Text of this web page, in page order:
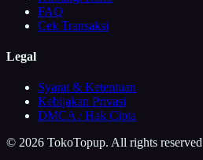
FAQ
Cek Transaksi
Legal
Syarat & Ketentuan
Kebijakan Privasi
DMCA / Hak Cipta
© 2026 TokoTopup. All rights